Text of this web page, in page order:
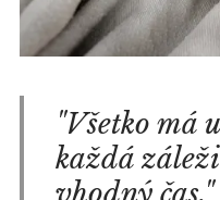
"Všetko má
každá